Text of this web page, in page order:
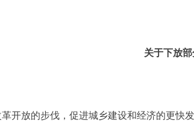
关于下放
放的步伐，促进城乡建设和经济的更快发